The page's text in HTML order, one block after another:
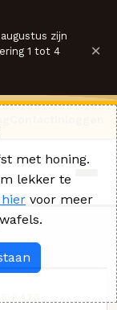
zijn
1 tot 4
×
met honing.
lekker te
voor meer